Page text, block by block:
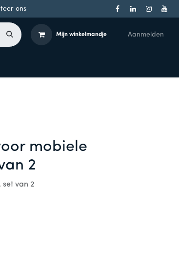
ons
Mijn winkelmandje Aanmelden
mobiele
2
set van 2